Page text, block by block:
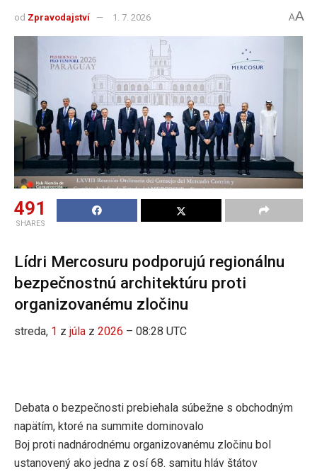
od Zpravodajství 1. 7. 2026 AA
491
SHARES
Lídri Mercosuru podporujú regionálnu
bezpečnostnú architektúru proti
organizovanému zločinu
streda, 1 z júla z 2026 – 08:28 UTC
Debata o bezpečnosti prebiehala súbežne s obchodným
napätím, ktoré na summite dominovalo
Boj proti nadnárodnému organizovanému zločinu bol
ustanovený ako jedna z osí 68. samitu hláv štátov